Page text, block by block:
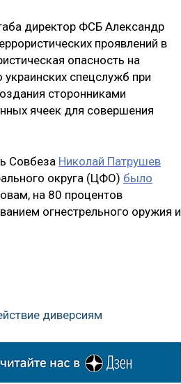
директор ФСБ Александр
проявлений в
опасность на
спецслужб при
сторонниками
ячеек для совершения
Совбеза Николай Патрушев
округа (ЦФО) было
на 80 процентов
огнестрельного оружия и
диверсиям